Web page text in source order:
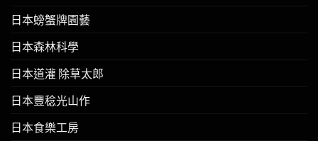
日本螃蟹牌園藝
日本森林科學
日本道灌 除草太郎
日本豐稔光山作
日本食樂工房